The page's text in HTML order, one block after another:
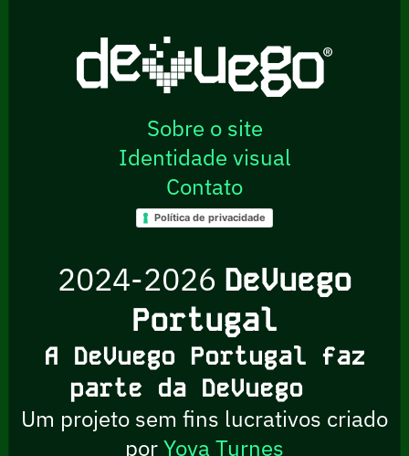
Sobre o site
Identidade visual
Contato
Política de privacidade
2024-2026 DeVuego
Portugal
A DeVuego Portugal faz
parte da DeVuego
Um projeto sem fins lucrativos criado
porYova Turnes